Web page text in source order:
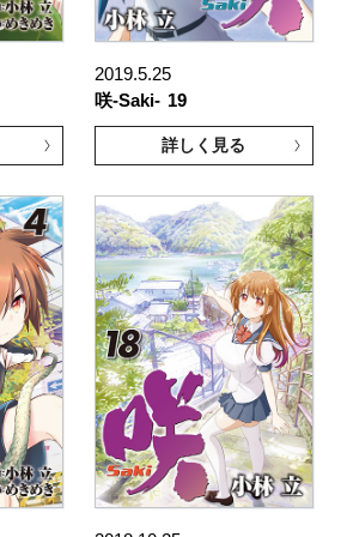
2019.5.25
咲-Saki- 19
詳しく見る